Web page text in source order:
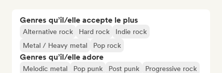
Genres qu’il/elle accepte le plus
Alternative rock Hard rock
Indie rock
Metal / Heavy metal
Pop rock
Genres qu’il/elle adore
Melodic metal Pop punk Post punk
Progressive rock